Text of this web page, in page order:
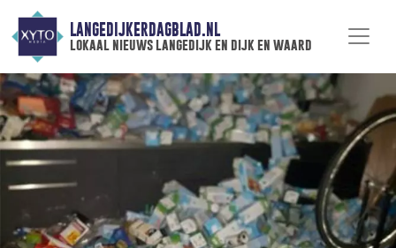
LANGEDIJKERDAGBLAD.NL
lokaal nieuws langedijk en dijk en waard